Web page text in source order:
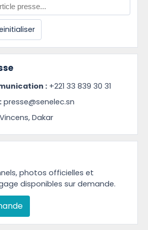
: +221 33 839 30 31
presse@senelec.sn
Dakar
photos officielles et
disponibles sur demande.